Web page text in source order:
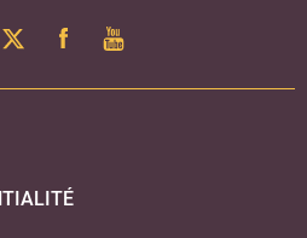
TWITTERFACEBOOK
YOUTUBE